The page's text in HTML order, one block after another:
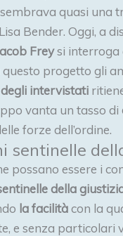
sembrava quasi una
Bender. Oggi, a
Freysi interroga
progetto gli
intervistati
vanta un tasso di
forze dell’ordine.
sentinelle
possano essere i
della
la facilitàcon la
e senza particolari